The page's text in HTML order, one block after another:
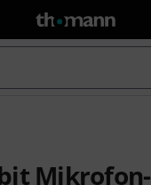
Mikrofon-